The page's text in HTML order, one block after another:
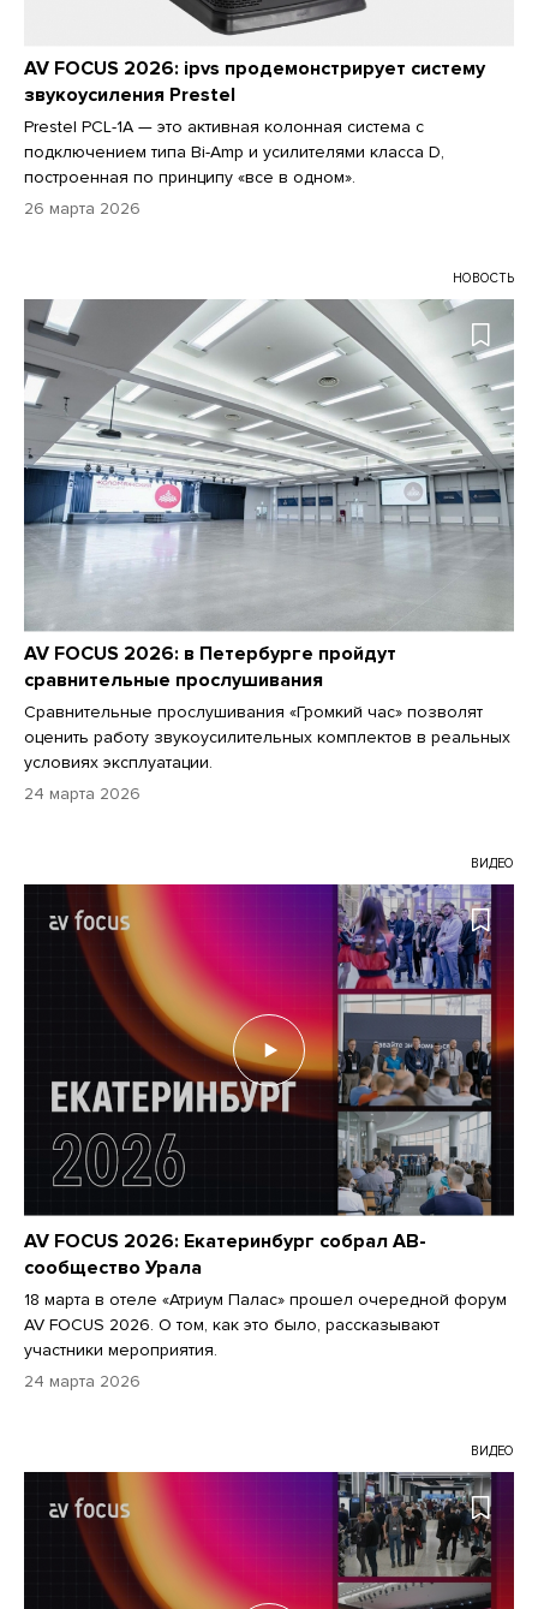
AV FOCUS 2026: ipvs продемонстрирует систему
звукоусиления Prestel
Prestel PCL-1A — это активная колонная система с
подключением типа Bi-Amp и усилителями класса D,
построенная по принципу «все в одном».
26 марта 2026
НОВОСТЬ
AV FOCUS 2026: в Петербурге пройдут
сравнительные прослушивания
Сравнительные прослушивания «Громкий час» позволят
оценить работу звукоусилительных комплектов в реальных
условиях эксплуатации.
24 марта 2026
ВИДЕО
AV FOCUS 2026: Екатеринбург собрал АВ-
сообщество Урала
18 марта в отеле «Атриум Палас» прошел очередной форум
AV FOCUS 2026. О том, как это было, рассказывают
участники мероприятия.
24 марта 2026
ВИДЕО